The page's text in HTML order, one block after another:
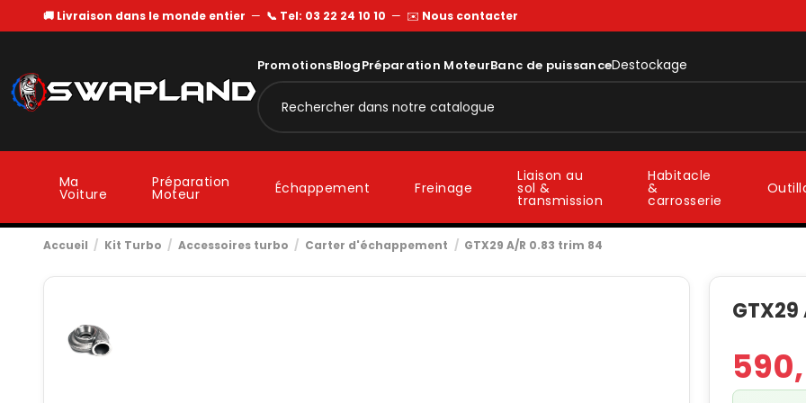
🚚 Livraison dans le monde entier — 📞 Tel: 03 22 24 10 10 — ✉️ Nous contacter
PromotionsBlogPréparation MoteurBanc de puissanceDestockage
Ma
Voiture
Préparation
Moteur Échappement Freinage
Liaison au
sol &
transmission
Habitacle
&
carrosserie
Accueil Kit Turbo Accessoires turbo Carter d'échappement GTX29 A/R 0.83 trim 84